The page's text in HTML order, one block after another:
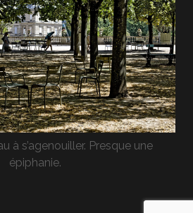
à s’agenouiller. Presque une
épiphanie.